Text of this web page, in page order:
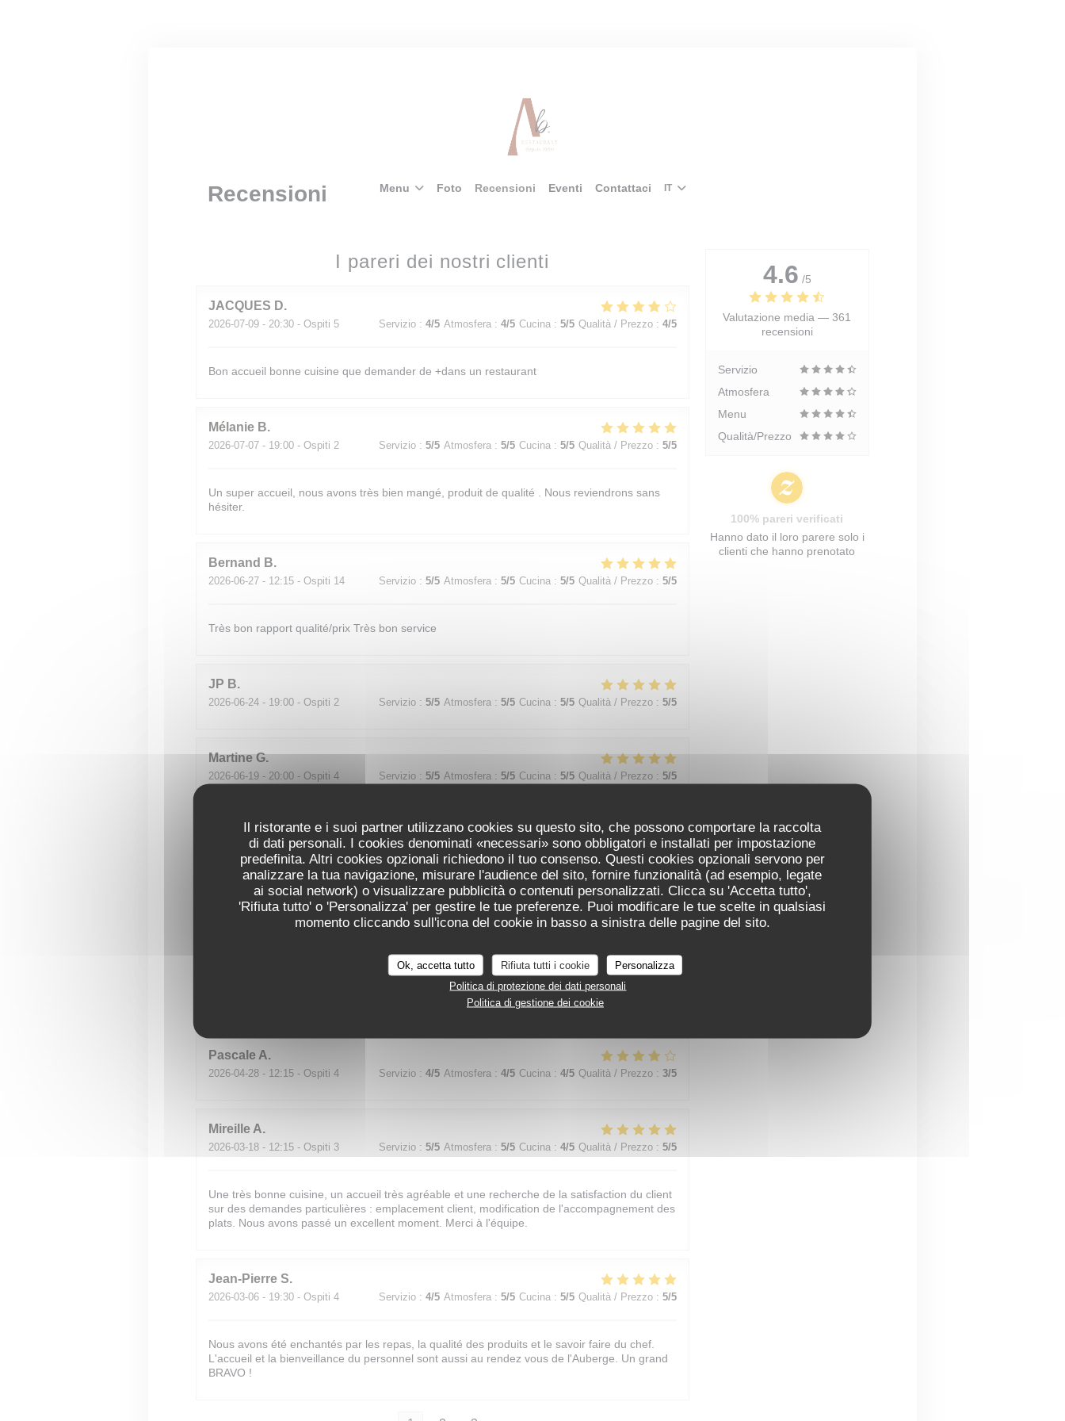
Il ristorante e i suoi partner utilizzano cookies su questo sito, che possono comportare la raccolta
di dati personali. I cookies denominati «necessari» sono obbligatori e installati per impostazione
predefinita. Altri cookies opzionali richiedono il tuo consenso. Questi cookies opzionali servono per
analizzare la tua navigazione, misurare l'audience del sito, fornire funzionalità (ad esempio, legate
ai social network) o visualizzare pubblicità o contenuti personalizzati. Clicca su 'Accetta tutto',
'Rifiuta tutto' o 'Personalizza' per gestire le tue preferenze. Puoi modificare le tue scelte in qualsiasi
momento cliccando sull'icona del cookie in basso a sinistra delle pagine del sito.
Ok, accetta tutto Rifiuta tutti i cookie
Personalizza
Politica di protezione dei dati personali
Politica di gestione dei cookie
Menu Foto Recensioni Eventi Contattaci IT
Recensioni
I pareri dei nostri clienti
JACQUES D
2026-07-09 - 20:30 - Ospiti 5 Servizio: 4/5 Atmosfera: 4/5 Cucina: 5/5 Qualità / Prezzo: 4/5
Bon accueil bonne cuisine que demander de +dans un restaurant
Mélanie B
2026-07-07 - 19:00 - Ospiti 2 Servizio: 5/5 Atmosfera: 5/5 Cucina: 5/5 Qualità / Prezzo: 5/5
Un super accueil, nous avons très bien mangé, produit de qualité . Nous reviendrons sans
hésiter.
Bernand B
2026-06-27 - 12:15 - Ospiti 14 Servizio: 5/5 Atmosfera: 5/5 Cucina: 5/5 Qualità / Prezzo: 5/5
Très bon rapport qualité/prix Très bon service
JP B
2026-06-24 - 19:00 - Ospiti 2 Servizio: 5/5 Atmosfera: 5/5 Cucina: 5/5 Qualità / Prezzo: 5/5
Martine G
2026-06-19 - 20:00 - Ospiti 4 Servizio: 5/5 Atmosfera: 5/5 Cucina: 5/5 Qualità / Prezzo: 5/5
Accueil très chaleureux par un personnel aimable, attentionné, souriant et professionnel.
Tout est delicieux de l entrée au dessert. La qualité des produits nous a seduit Très belle
configuration de la terrasse extérieure.
Christophe H
- 13:00 - Ospiti 4 Servizio: 5/5 Atmosfera : 5/5 Cucina : 5/5 Qualità / Prezzo: 5/5
Atmosfera: 3/5 Cucina: 5/5 Qualità / Prezzo
Pascale A
2026-04-28 - 12:15 - Ospiti 4 Servizio: 4/5 Atmosfera: 4/5 Cucina: 4/5 Qualità / Prezzo: 3/5
Mireille A
2026-03-18 - 12:15 - Ospiti 3 Servizio: 5/5 Atmosfera: 5/5 Cucina: 4/5 Qualità / Prezzo: 5/5
Une très bonne cuisine, un accueil très agréable et une recherche de la satisfaction du client
sur des demandes particulières : emplacement client, modification de l'accompagnement des
plats. Nous avons passé un excellent moment. Merci à l'équipe.
Jean-Pierre S
2026-03-06 - 19:30 - Ospiti 4 Servizio: 4/5 Atmosfera: 5/5 Cucina: 5/5 Qualità / Prezzo: 5/5
Nous avons été enchantés par les repas, la qualité des produits et le savoir faire du chef.
L'accueil et la bienveillance du personnel sont aussi au rendez vous de l'Auberge. Un grand
BRAVO !
4.6 /5
Valutazione media —361
recensioni
Servizio
Atmosfera
Menu
Qualità/Prezzo
100% pareri verificati
Hanno dato il loro parere solo i
clienti che hanno prenotato